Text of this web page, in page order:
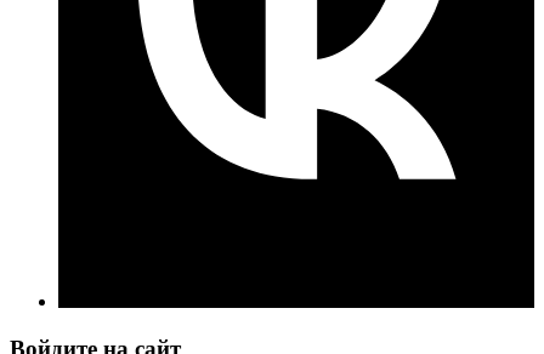
Войдите на сайт